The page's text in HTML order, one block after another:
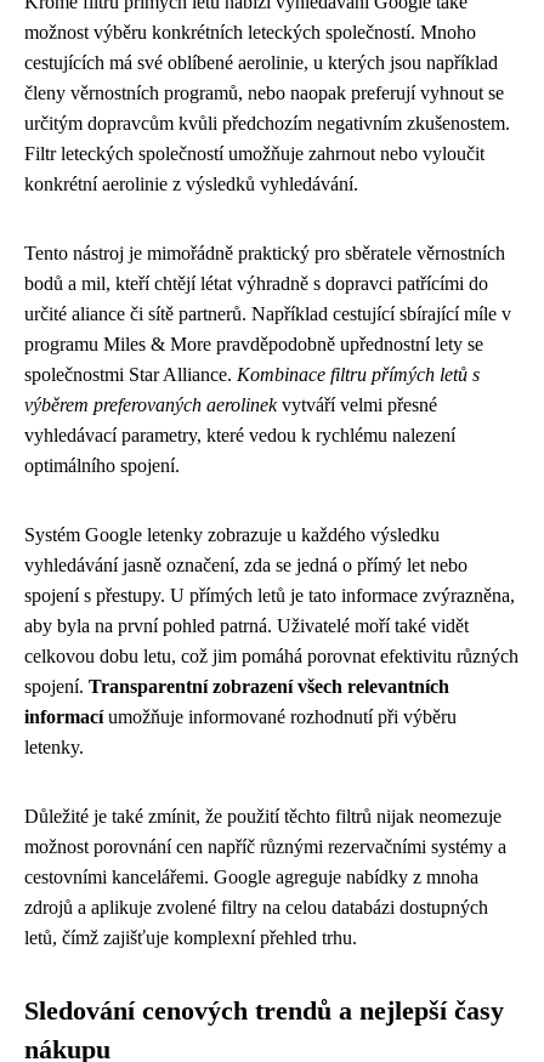
možnost výběru konkrétních leteckých společností. Mnoho
cestujících má své oblíbené aerolinie, u kterých jsou například
členy věrnostních programů, nebo naopak preferují vyhnout se
určitým dopravcům kvůli předchozím negativním zkušenostem.
Filtr leteckých společností umožňuje zahrnout nebo vyloučit
konkrétní aerolinie z výsledků vyhledávání.
Tento nástroj je mimořádně praktický pro sběratele věrnostních
bodů a mil, kteří chtějí létat výhradně s dopravci patřícími do
určité aliance či sítě partnerů. Například cestující sbírající míle v
programu Miles & More pravděpodobně upřednostní lety se
společnostmi Star Alliance. Kombinace filtru přímých letů s
výběrem preferovaných aerolinekvytváří velmi přesné
vyhledávací parametry, které vedou k rychlému nalezení
optimálního spojení.
Systém Google letenky zobrazuje u každého výsledku
vyhledávání jasně označení, zda se jedná o přímý let nebo
spojení s přestupy. U přímých letů je tato informace zvýrazněna,
aby byla na první pohled patrná. Uživatelé moří také vidět
celkovou dobu letu, což jim pomáhá porovnat efektivitu různých
spojení. Transparentní zobrazení všech relevantních
informacíumožňuje informované rozhodnutí při výběru
letenky.
Důležité je také zmínit, že použití těchto filtrů nijak neomezuje
možnost porovnání cen napříč různými rezervačními systémy a
cestovními kancelářemi. Google agreguje nabídky z mnoha
zdrojů a aplikuje zvolené filtry na celou databázi dostupných
letů, čímž zajišťuje komplexní přehled trhu.
Sledování cenových trendů a nejlepší časy
nákupu